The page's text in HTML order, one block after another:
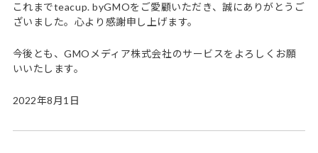
これまでteacup. byGMOをご愛顧いただき、誠にありがとうご
ざいました。心より感謝申し上げます。
今後とも、GMOメディア株式会社のサービスをよろしくお願
いいたします。
2022年8月1日